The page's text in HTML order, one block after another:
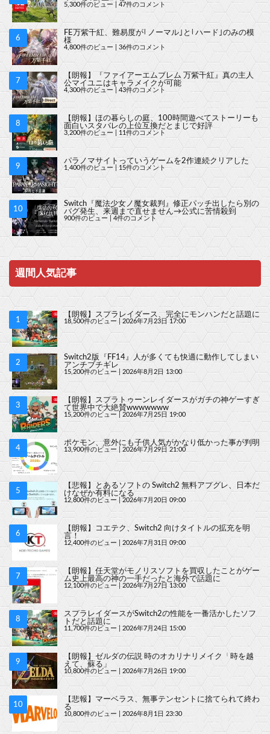
5,300件のビュー| 47件のコメント
FE万紫千紅、難易度が｢ノーマル｣と｢ハード｣のみの模
様
4,800件のビュー 36件のコメント
【朗報】『ファイアーエムブレム 万紫千紅』真の主人
公マイユニはキャラメイクが可能
4,300件のビュー 43件のコメント
【朗報】ほの暮らしの庭、100時間遊べてストーリーも
面白いスタバレの上位互換だとまじで好評
3,200件のビュー 11件のコメント
パラノマサイトっていうゲームを2作連続クリアした
1,400件のビュー |15件のコメント
Switch『魔法少女ノ魔女裁判』修正パッチ出したら別の
バグ発生、来週まで直せません→公式に苦情殺到
900件のビュー 4件のコメント
週間人気記事
【朗報】スプラレイダース、完全にモンハンだと話題に
18,500件のビュー | 2026年7月23日 17:00
Switch2版『FF14』人が多くても快適に動作してしまい
アンチブチギレ
15,200件のビュー|2026年8月2日 13:00
【朗報】スプラトゥーンレイダースがガチの神ゲーすぎ
て世界中で大絶賛wwwwwww
15,200件のビュー |2026年7月25日 19:00
ポケモン、意外にも子供人気がかなり低かった事が判明
13,900件のビュー 2026年7月29日 21:00
【悲報】とあるソフトの Switch2 無料アプグレ、日本だ
けなぜか有料になる
12,800件のビュー | 2026年7月20日 09:00
【朗報】コエテク、Switch2 向けタイトルの拡充を明
言！
12,400件のビュー 2026年7月31日 09:00
【朗報】任天堂がモノリスソフトを買収したことがゲー
ム史上最高の神の一手だったと海外で話題に
12,100件のビュー |2026年7月27日 13:00
スプラレイダースがSwitch2の性能を一番活かしたソフ
トだと話題に
11,700件のビュー |2026年7月24日 15:00
【朗報】ゼルダの伝説 時のオカリナリメイク「時を越
えて、蘇る」
10,800件のビュー 2026年7月26日 19:00
【悲報】マーベラス、無事テンセントに捨てられて終わ
る
10,800件のビュー 2026年8月1日 23:30